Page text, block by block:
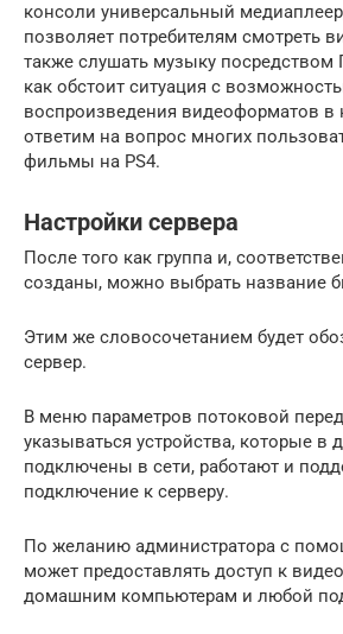
консоли универсальный
позволяет потребителям смотреть
также слушать музыку
как обстоит ситуация с
воспроизведения видеоформатов
ответим на вопрос многих
фильмы на PS4.
Настройки сервера
После того как группа и,
созданы, можно выбрать название
Этим же словосочетанием будет
сервер.
В меню параметров потоковой
указываться устройства, которые в
подключены в сети, работают и
подключение к серверу.
По желанию администратора с
может предоставлять доступ к
домашним компьютерам и любой